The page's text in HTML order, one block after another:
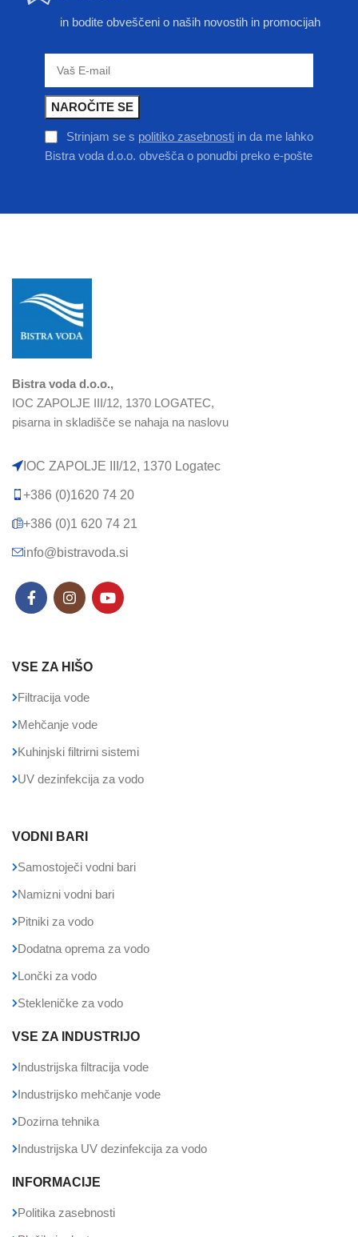
in bodite obveščeni o naših novostih in promocijah
Strinjam se s politiko zasebnosti in da me lahko
Bistra voda d.o.o. obvešča o ponudbi preko e-pošte
Bistra voda d.o.o.,
IOC ZAPOLJE III/12, 1370 LOGATEC,
pisarna in skladišče se nahaja na naslovu
IOC ZAPOLJE III/12, 1370 Logatec​
+386 (0)1620 74 20
+386 (0)1 620 74 21
info@bistravoda.si
VSE ZA HIŠO
Filtracija vode
Mehčanje vode
Kuhinjski filtrirni sistemi
UV dezinfekcija za vodo
VODNI BARI
Samostoječi vodni bari
Namizni vodni bari
Pitniki za vodo
Dodatna oprema za vodo
Lončki za vodo
Stekleničke za vodo
VSE ZA INDUSTRIJO
Industrijska filtracija vode
Industrijsko mehčanje vode
Dozirna tehnika
Industrijska UV dezinfekcija za vodo
INFORMACIJE
Politika zasebnosti